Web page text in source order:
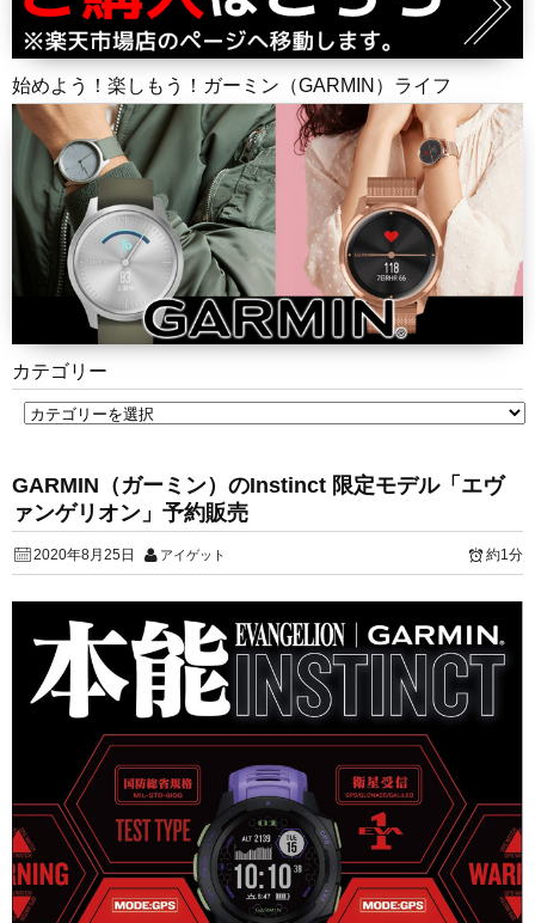
始めよう！楽しもう！ガーミン（GARMIN）ライフ
カテゴリー
GARMIN（ガーミン）のInstinct 限定モデル「エヴ
ァンゲリオン」予約販売
2020年8月25日 アイゲット 約1分